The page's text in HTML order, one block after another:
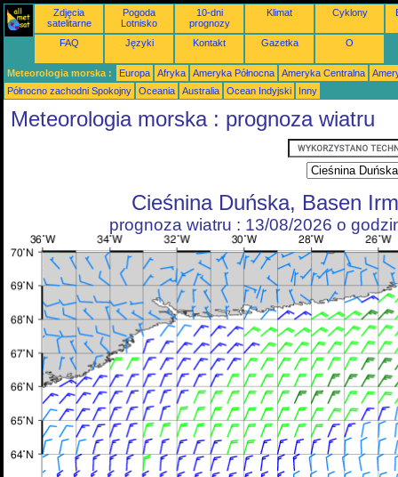
Zdjęcia
satelitarne
Pogoda
Lotnisko
10-dni
prognozy
Klimat Cyklony
FAQ Języki Kontakt Gazetka O
Meteorologia morska : Europa Afryka Ameryka Północna Ameryka Centralna
Północno zachodni Spokojny
Oceania Australia Ocean Indyjski Inny
Meteorologia morska : prognoza wiatru
Cieśnina Duńska, Basen
prognoza wiatru : 13/08/2026 o